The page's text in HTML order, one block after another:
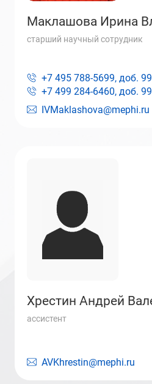
Маклашова Ирина
старший научный сотрудник
IVMaklashova@mephi.ru
+7 495 788-5699, доб.
+7 499 284-6460, доб.
Хрестин Андрей
ассистент
AVKhrestin@mephi.ru